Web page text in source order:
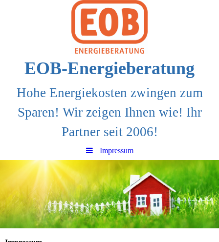
EOB-Energieberatung
Hohe Energiekosten zwingen zum
Sparen! Wir zeigen Ihnen wie! Ihr
Partner seit 2006!
Impressum